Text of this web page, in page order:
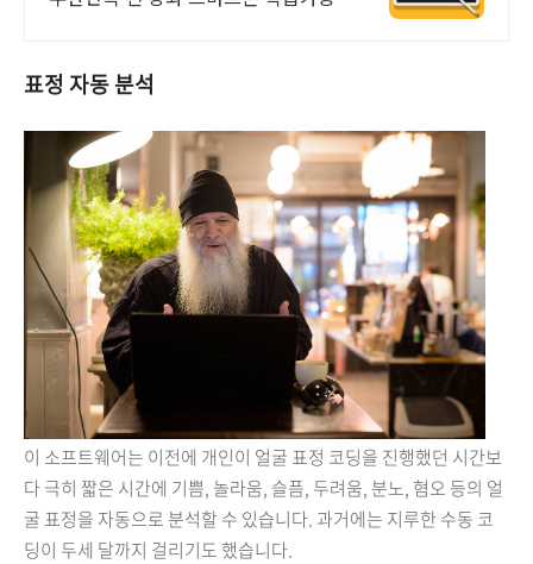
표정 자동 분석
이 소프트웨어는 이전에 개인이 얼굴 표정 코딩을 진행했던 시간보
다 극히 짧은 시간에 기쁨, 놀라움, 슬픔, 두려움, 분노, 혐오 등의 얼
굴 표정을 자동으로 분석할 수 있습니다. 과거에는 지루한 수동 코
딩이 두세 달까지 걸리기도 했습니다.